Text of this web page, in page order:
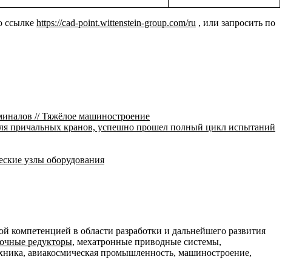
ссылке https://cad-point.wittenstein-group.com/ru , или запросить по
// Тяжёлое машиностроение
причальных кранов, успешно прошел полный цикл испытаний
узлы оборудования
в области разработки и дальнейшего развития
редукторы, мехатронные приводные системы,
авиакосмическая промышленность, машиностроение,